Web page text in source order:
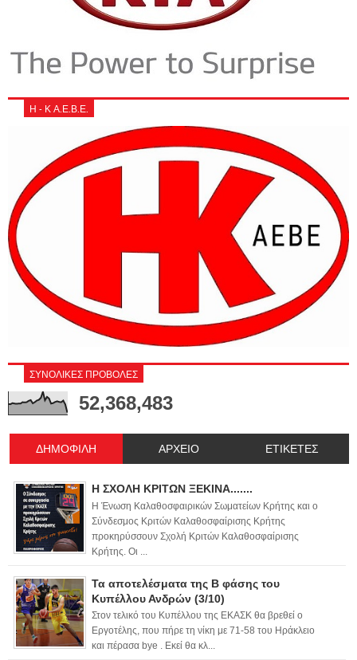
Η - Κ Α.Ε.Β.Ε.
ΣΥΝΟΛΙΚΕΣ ΠΡΟΒΟΛΕΣ
52,368,483
ΔΗΜΟΦΙΛΗ ΑΡΧΕΙΟ ΕΤΙΚΕΤΕΣ
Η ΣΧΟΛΗ ΚΡΙΤΩΝ ΞΕΚΙΝΑ.......
Η Ένωση Καλαθοσφαιρικών Σωματείων Κρήτης και ο
Σύνδεσμος Κριτών Καλαθοσφαίρισης Κρήτης
προκηρύσσουν Σχολή Κριτών Καλαθοσφαίρισης
Κρήτης. Οι ...
Τα αποτελέσματα της Β φάσης του
Κυπέλλου Ανδρών (3/10)
Στον τελικό του Κυπέλλου της ΕΚΑΣΚ θα βρεθεί ο
Εργοτέλης, που πήρε τη νίκη με 71-58 του Ηράκλειο
και πέρασα bye . Εκεί θα κλ...